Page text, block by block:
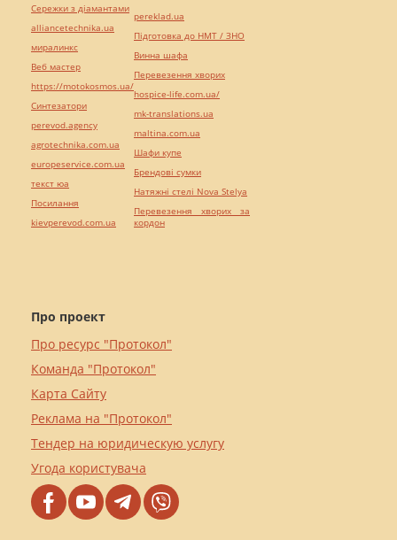
Про проект
Про ресурс "Протокол"
Команда "Протокол"
Карта Сайту
Реклама на "Протокол"
Тендер на юридическую услугу
Угода користувача
Сережки з діамантами
alliancetechnika.ua
миралинкс
Веб мастер
https://motokosmos.ua/
Синтезатори
perevod.agency
agrotechnika.com.ua
europeservice.com.ua
текст юа
Посилання
kievperevod.com.ua
pereklad.ua
Підготовка до НМТ / ЗНО
Винна шафа
Перевезення хворих
hospice-life.com.ua/
mk-translations.ua
maltina.com.ua
Шафи купе
Брендові сумки
Натяжні стелі Nova Stelya
Перевезення хворих за
кордон